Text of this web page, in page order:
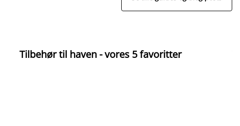
Tilbehør til haven - vores 5 favoritter